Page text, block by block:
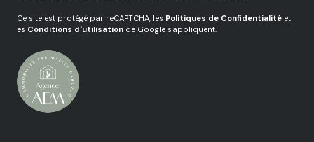
Ce site est protégé par reCAPTCHA, les Politiques de Confidentialité et
es Conditions d'utilisation de Google s'appliquent.